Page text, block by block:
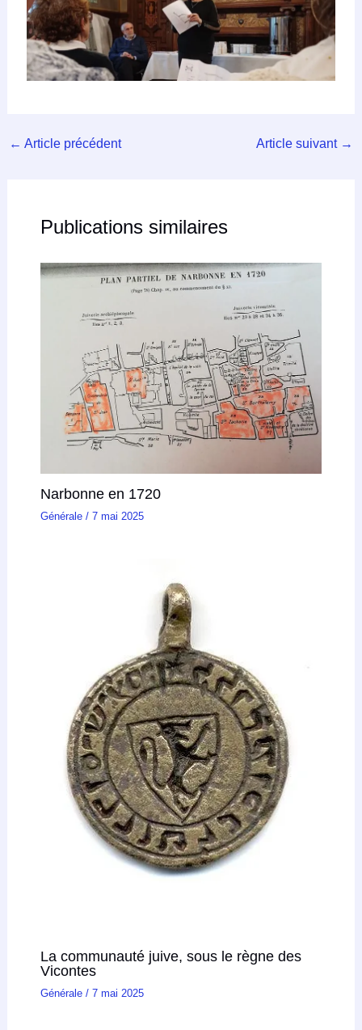
← Article précédent Article suivant →
Publications similaires
Narbonne en 1720
Générale/ 7 mai 2025
La communauté juive, sous le règne des
Vicontes
Générale/ 7 mai 2025